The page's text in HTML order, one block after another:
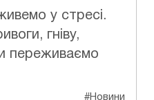
у стресі.
гніву,
переживаємо
#Новини